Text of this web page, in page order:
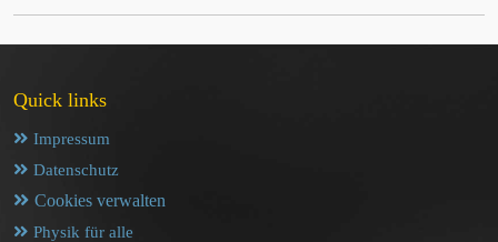
Quick links
Impressum
Datenschutz
Cookies verwalten
Physik für alle